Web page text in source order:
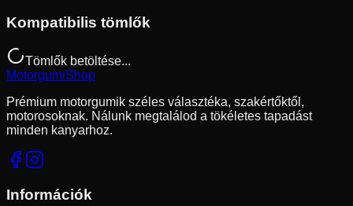
Kompatibilis tömlők
Tömlők betöltése...
MotorgumiShop
Prémium motorgumik széles választéka, szakértőktől,
motorosoknak. Nálunk megtalálod a tökéletes tapadást
minden kanyarhoz.
Információk